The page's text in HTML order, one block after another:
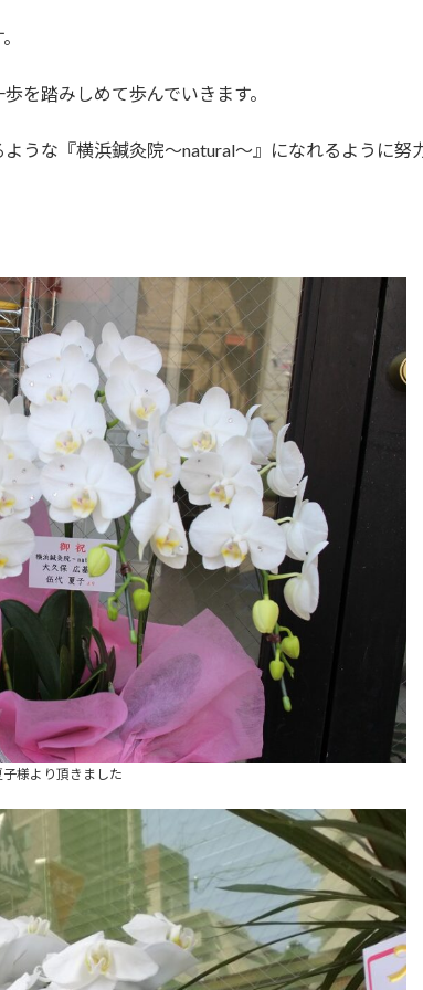
を踏みしめて歩んでいきます。
うな『横浜鍼灸院～natural～』になれるように努
様より頂きました